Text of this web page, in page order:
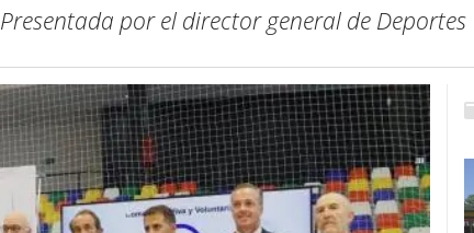
Presentada por el director general de Deportes